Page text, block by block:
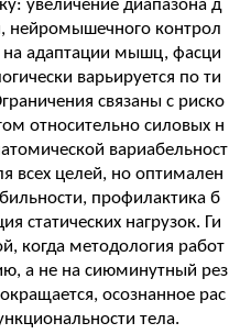
увеличение диапазона д
нейромышечного контрол
на адаптации мышц, фасци
варьируется по ти
связаны с риско
относительно силовых н
вариабельност
всех целей, но оптимален
профилактика б
статических нагрузок. Ги
когда методология работ
а не на сиюминутный рез
осознанное рас
тела.